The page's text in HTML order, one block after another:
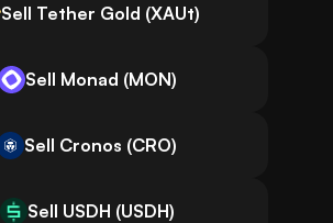
Sell Tether Gold (XAUt)
Sell Monad (MON)
Sell Cronos (CRO)
Sell USDH (USDH)